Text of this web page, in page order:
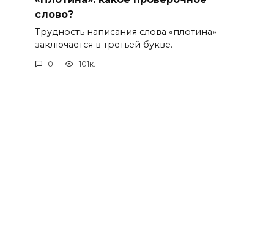
слово?
Трудность написания слова «плотина»
заключается в третьей букве.
0 101к.